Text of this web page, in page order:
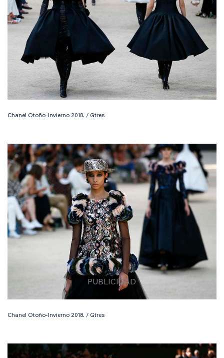
Chanel Otoño-Invierno 2018. / Gtres
Chanel Otoño-Invierno 2018. / Gtres